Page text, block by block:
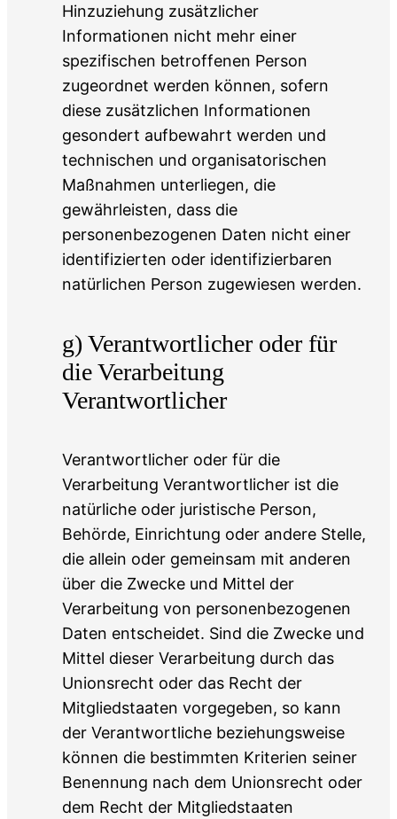
Hinzuziehung zusätzlicher
Informationen nicht mehr einer
spezifischen betroffenen Person
zugeordnet werden können, sofern
diese zusätzlichen Informationen
gesondert aufbewahrt werden und
technischen und organisatorischen
Maßnahmen unterliegen, die
gewährleisten, dass die
personenbezogenen Daten nicht einer
identifizierten oder identifizierbaren
natürlichen Person zugewiesen werden.
g) Verantwortlicher oder für
die Verarbeitung
Verantwortlicher
Verantwortlicher oder für die
Verarbeitung Verantwortlicher ist die
natürliche oder juristische Person,
Behörde, Einrichtung oder andere Stelle,
die allein oder gemeinsam mit anderen
über die Zwecke und Mittel der
Verarbeitung von personenbezogenen
Daten entscheidet. Sind die Zwecke und
Mittel dieser Verarbeitung durch das
Unionsrecht oder das Recht der
Mitgliedstaaten vorgegeben, so kann
der Verantwortliche beziehungsweise
können die bestimmten Kriterien seiner
Benennung nach dem Unionsrecht oder
dem Recht der Mitgliedstaaten